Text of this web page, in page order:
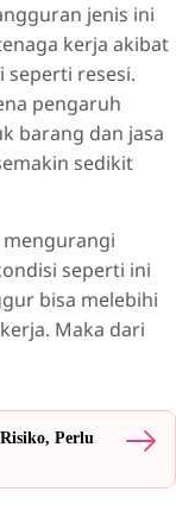
jenis ini
kerja akibat
seperti resesi.
pengaruh
barang dan jasa
sedikit
seperti ini
bisa melebihi
Maka dari
Perlu